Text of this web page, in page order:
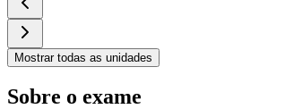
Mostrar todas as unidades
Sobre o exame